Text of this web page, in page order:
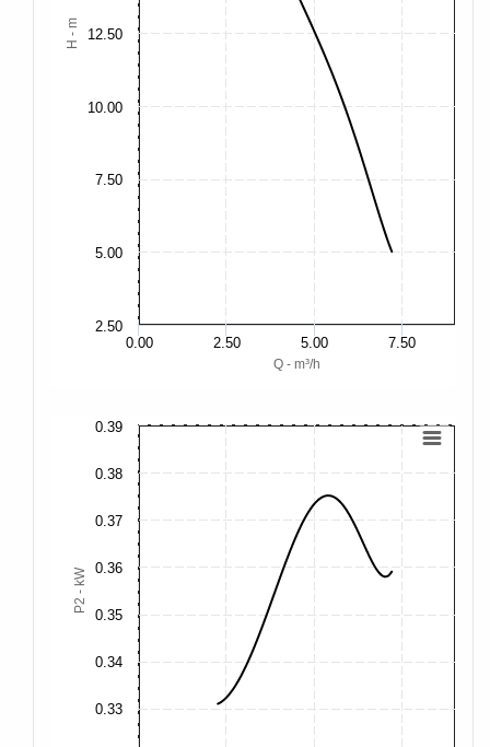
Q - m³/h
H - m
0.00 5.00
2.50 7.50
2.50
5.00
7.50
10.00
12.50
P2 - kW
0.33
0.34
0.35
0.36
0.37
0.38
0.39